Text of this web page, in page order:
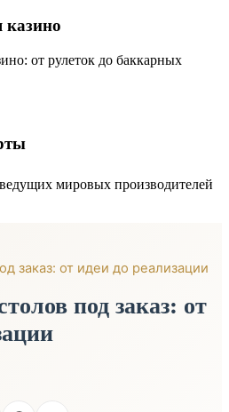
казино
от рулеток до баккарных
мировых производителей
заказ: от идеи до реализации
под заказ: от